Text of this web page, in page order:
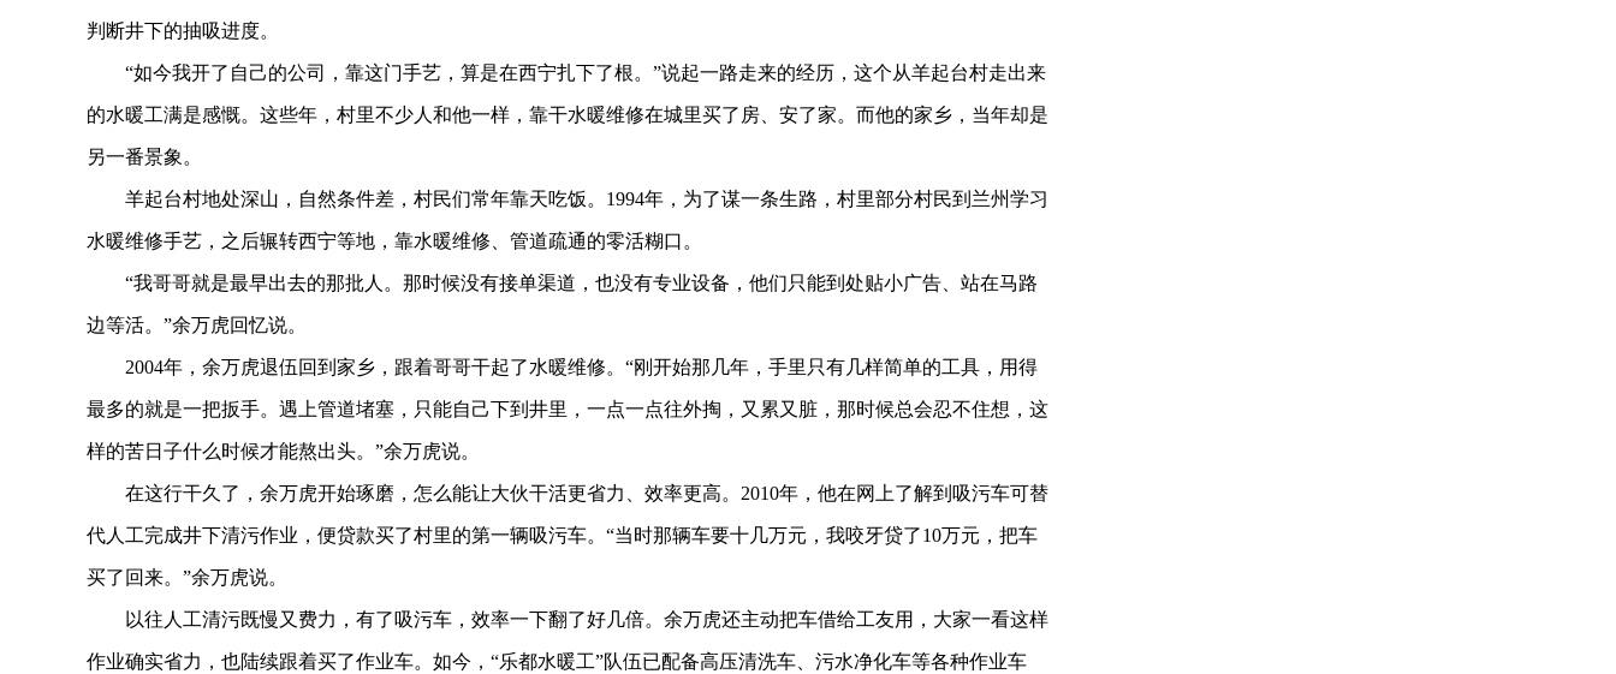
判断井下的抽吸进度。
“如今我开了自己的公司，靠这门手艺，算是在西宁扎下了根。”说起一路走来的经历，这个从羊起台村走出来
的水暖工满是感慨。这些年，村里不少人和他一样，靠干水暖维修在城里买了房、安了家。而他的家乡，当年却是
另一番景象。
羊起台村地处深山，自然条件差，村民们常年靠天吃饭。1994年，为了谋一条生路，村里部分村民到兰州学习
水暖维修手艺，之后辗转西宁等地，靠水暖维修、管道疏通的零活糊口。
“我哥哥就是最早出去的那批人。那时候没有接单渠道，也没有专业设备，他们只能到处贴小广告、站在马路
边等活。”余万虎回忆说。
2004年，余万虎退伍回到家乡，跟着哥哥干起了水暖维修。“刚开始那几年，手里只有几样简单的工具，用得
最多的就是一把扳手。遇上管道堵塞，只能自己下到井里，一点一点往外掏，又累又脏，那时候总会忍不住想，这
样的苦日子什么时候才能熬出头。”余万虎说。
在这行干久了，余万虎开始琢磨，怎么能让大伙干活更省力、效率更高。2010年，他在网上了解到吸污车可替
代人工完成井下清污作业，便贷款买了村里的第一辆吸污车。“当时那辆车要十几万元，我咬牙贷了10万元，把车
买了回来。”余万虎说。
以往人工清污既慢又费力，有了吸污车，效率一下翻了好几倍。余万虎还主动把车借给工友用，大家一看这样
作业确实省力，也陆续跟着买了作业车。如今，“乐都水暖工”队伍已配备高压清洗车、污水净化车等各种作业车